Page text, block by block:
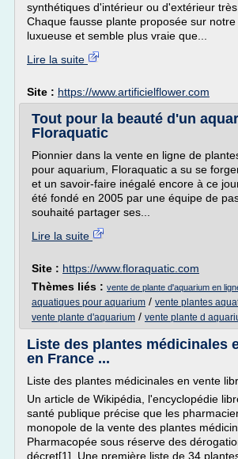
synthétiques d'intérieur ou d'extérieur très
Chaque fausse plante proposée sur notre
luxueuse et semble plus vraie que...
Lire la suite
Site : https://www.artificielflower.com
Tout pour la beauté d'un
Floraquatic
Pionnier dans la vente en ligne de
pour aquarium, Floraquatic a su se
et un savoir-faire inégalé encore à ce
été fondé en 2005 par une équipe de
souhaité partager ses...
Lire la suite
Site : https://www.floraquatic.com
Thèmes liés : vente de plante d'aquarium en
aquatiques pour aquarium / vente plantes
vente plante d'aquarium / vente plante d
Liste des plantes médicinales
en France ...
Liste des plantes médicinales en vente
Un article de Wikipédia, l'encyclopédie
santé publique précise que les
monopole de la vente des plantes
Pharmacopée sous réserve des
décret[1]. Une première liste de 34